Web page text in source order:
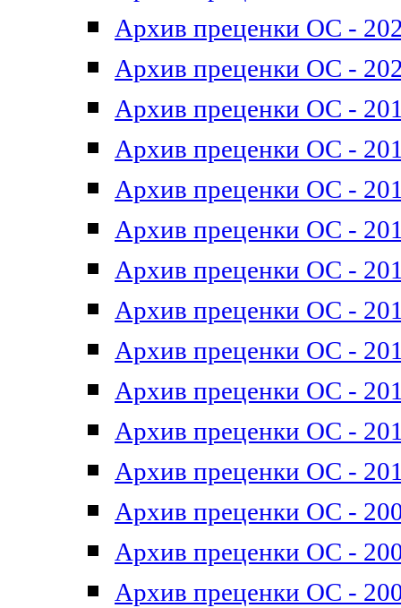
Архив преценки ОС -
Архив преценки ОС -
Архив преценки ОС -
Архив преценки ОС -
Архив преценки ОС -
Архив преценки ОС -
Архив преценки ОС -
Архив преценки ОС -
Архив преценки ОС -
Архив преценки ОС -
Архив преценки ОС -
Архив преценки ОС -
Архив преценки ОС -
Архив преценки ОС -
Архив преценки ОС -